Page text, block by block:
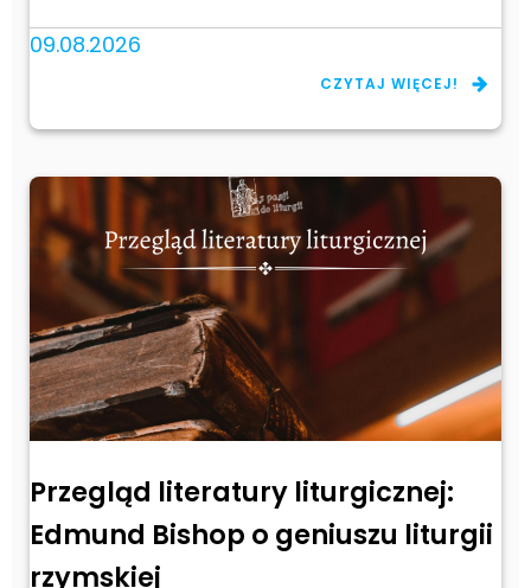
09.08.2026
CZYTAJ WIĘCEJ!
Przegląd literatury liturgicznej:
Edmund Bishop o geniuszu liturgii
rzymskiej